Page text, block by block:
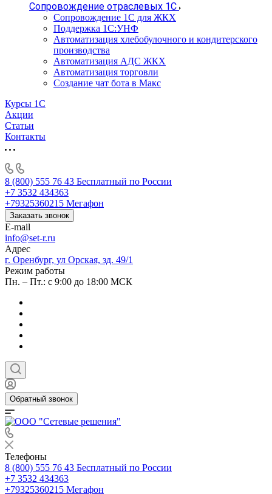
Сопровождение отраслевых 1С
Сопровождение 1С для ЖКХ
Поддержка 1С:УНФ
Автоматизация хлебобулочного и кондитерского
производства
Автоматизация АДС ЖКХ
Автоматизация торговли
Создание чат бота в Макс
Курсы 1С
Акции
Статьи
Контакты
8 (800) 555 76 43 Бесплатный по России
+7 3532 434363
+79325360215 Мегафон
Заказать звонок
E-mail
info@set-r.ru
Адрес
г. Оренбург, ул Орская, зд. 49/1
Режим работы
Пн. – Пт.: с 9:00 до 18:00 МСК
Обратный звонок
Телефоны
8 (800) 555 76 43 Бесплатный по России
+7 3532 434363
+79325360215 Мегафон